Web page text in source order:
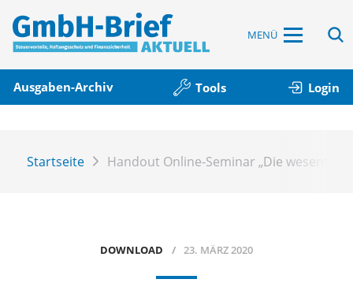
MENÜ
Ausgaben-Archiv Tools Login
Startseite Handout Online-Seminar „Die
DOWNLOAD 23. MÄRZ 2020